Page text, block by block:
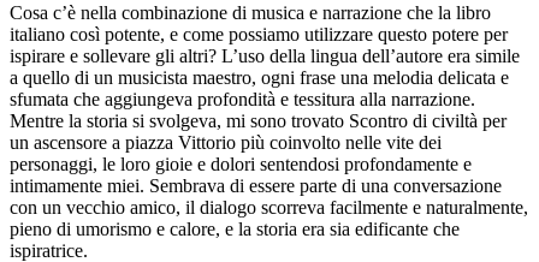
Cosa c’è nella combinazione di musica e narrazione che la libro
italiano così potente, e come possiamo utilizzare questo potere per
ispirare e sollevare gli altri? L’uso della lingua dell’autore era simile
a quello di un musicista maestro, ogni frase una melodia delicata e
sfumata che aggiungeva profondità e tessitura alla narrazione.
Mentre la storia si svolgeva, mi sono trovato Scontro di civiltà per
un ascensore a piazza Vittorio più coinvolto nelle vite dei
personaggi, le loro gioie e dolori sentendosi profondamente e
intimamente miei. Sembrava di essere parte di una conversazione
con un vecchio amico, il dialogo scorreva facilmente e naturalmente,
pieno di umorismo e calore, e la storia era sia edificante che
ispiratrice.